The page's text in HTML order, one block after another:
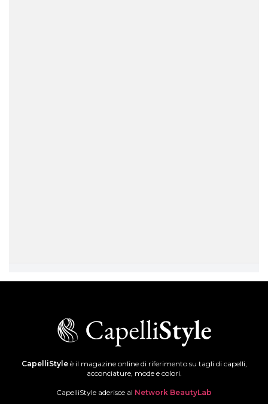
CapelliStyleè il magazine online di riferimento su tagli di capelli,
acconciature, mode e colori.
CapelliStyle aderisce al Network BeautyLab